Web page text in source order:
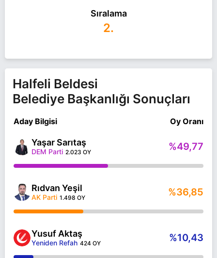
sayfamızı ziyaret edin.
Sıralama
2.
Halfeli Beldesi
Belediye Başkanlığı Sonuçları
Aday Bilgisi Oy Oranı
Yaşar Sarıtaş
DEM Parti 2.023 OY %49,77
Rıdvan Yeşil
AK Parti 1.498 OY %36,85
Yusuf Aktaş
Yeniden Refah 424 OY %10,43